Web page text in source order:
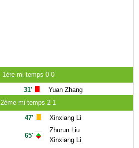
1ère mi-temps 0-0
31'
Yuan Zhang
2ème mi-temps 2-1
47'
65'
Xinxiang Li
Zhurun Liu
Xinxiang Li